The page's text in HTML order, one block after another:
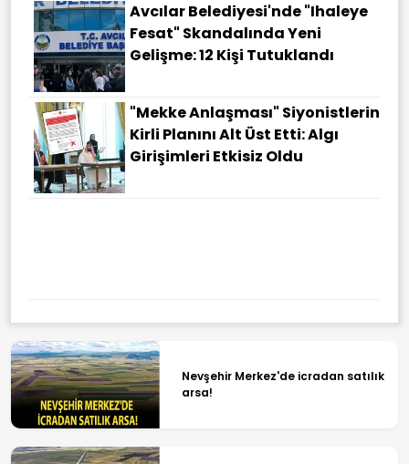
Avcılar Belediyesi'nde "ihaleye
Fesat" Skandalında Yeni
Gelişme: 12 Kişi Tutuklandı
"Mekke Anlaşması" Siyonistlerin
Kirli Planını Alt Üst Etti: Algı
Girişimleri Etkisiz Oldu
Nevşehir Merkez'de icradan satılık
arsa!